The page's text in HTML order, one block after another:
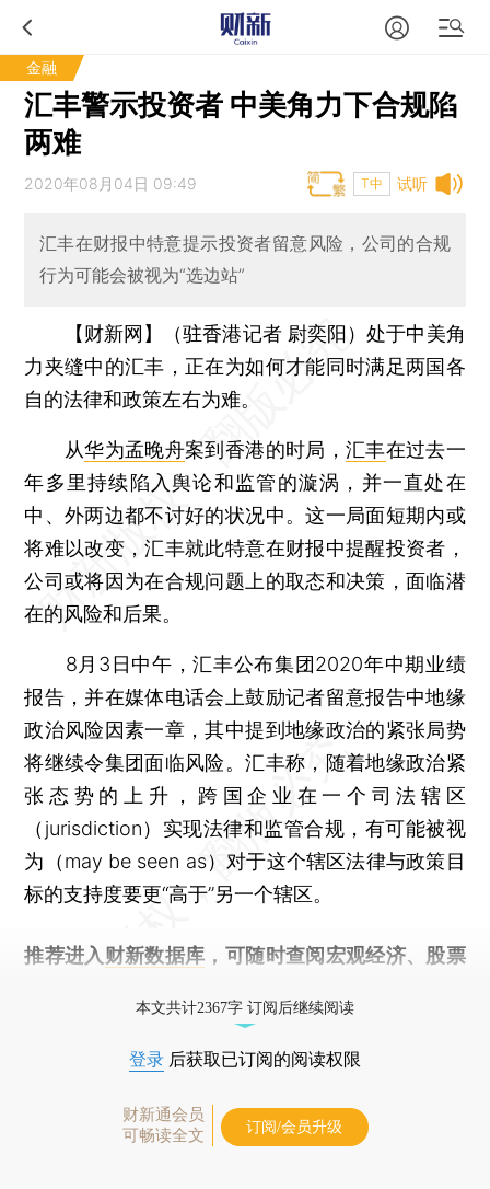
金融
汇丰警示投资者 中美角力下合规陷
两难
试听
2020年08月04日 09:49 T中
汇丰在财报中特意提示投资者留意风险，公司的合规
行为可能会被视为“选边站”
【财新网】（驻香港记者 尉奕阳）处于中美角
力夹缝中的汇丰，正在为如何才能同时满足两国各
自的法律和政策左右为难。
从华为孟晚舟案到香港的时局， 汇丰在过去一
年多里持续陷入舆论和监管的漩涡，并一直处在
中、外两边都不讨好的状况中。这一局面短期内或
将难以改变，汇丰就此特意在财报中提醒投资者，
公司或将因为在合规问题上的取态和决策，面临潜
在的风险和后果。
8月3日中午，汇丰公布集团2020年中期业绩
报告，并在媒体电话会上鼓励记者留意报告中地缘
政治风险因素一章，其中提到地缘政治的紧张局势
将继续令集团面临风险。汇丰称，随着地缘政治紧
张态势的上升，跨国企业在一个司法辖区
（jurisdiction）实现法律和监管合规，有可能被视
为（may be seen as）对于这个辖区法律与政策目
标的支持度要更“高于”另一个辖区。
推荐进入 财新数据库 ，可随时查阅宏观经济、股票
本文共计2367字 订阅后继续阅读
登录 后获取已订阅的阅读权限
财新通会员
可畅读全文
订阅/会员升级